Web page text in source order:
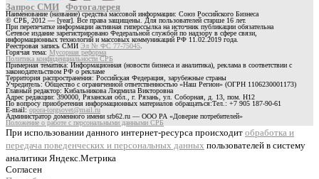
Запрос СМИ Фотогалерея
Наименование (название) средства массовой информации: Союз Российского Бизнеса
© СРБ, 2012 — [year]. Все права защищены. Для пользователей старше 16 лет.
При перепечатке информации активная гиперссылка на источник публикации обязательна
Сетевое издание зарегистрировано Федеральной службой по надзору в сфере связи,
информационных технологий и массовых коммуникаций РФ 11.02.2019 года.
Реестровая запись СМИ Эл № ФС 77-75045
Горячая тема: Мусорная реформа
Политика конфиденциальности СРБ
Примерная тематика: Информационная (новости бизнеса и аналитика), реклама в соответствии с
законодательством РФ о рекламе
Территория распространения: Российская Федерация, зарубежные страны
Учредитель: Общество с ограниченной ответственностью «Наш Регион» (ОГРН 1106230001173)
Главный редактор: Кибальникова Людмила Викторовна
Адрес редакции: 390000, Рязанская обл., г. Рязань, ул. Соборная, д. 13, пом. Н12
По вопросу приобретения информационных материалов обращаться:Тел.: +7 905 187-90-61
E-mail:opora-torgsovet@mail.ru
Администратор доменного имени srb62.ru — ООО РА «Доверие потребителей»
Положение о работе с персональными данными СРБ
При использовании данного интернет-ресурса происходит обработка и
передача поведенческих и персональных данных пользователей в систему
аналитики Яндекс.Метрика
Согласен